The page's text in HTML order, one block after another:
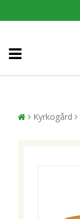
Kyrkogård